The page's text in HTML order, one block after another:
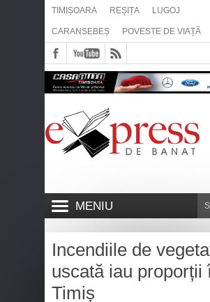
TIMIȘOARA REȘIȚA LUGOJ
CARANSEBEȘ POVESTE DE VIAȚĂ
MENIU
Incendiile de
uscată iau proporții
Timiș